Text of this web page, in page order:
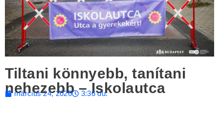
Tiltani könnyebb, tanítani
nehezebb – Iskolautca
március 24, 2026 3:36 du.